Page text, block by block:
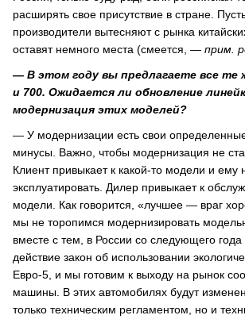
расширять свое присутствие в стране.
производители вытесняют с рынка
оставят немного места (смеется, — прим.
— В этом году вы предлагаете все те
и 700. Ожидается ли обновление
модернизация этих моделей?
— У модернизации есть свои
минусы. Важно, чтобы модернизация не
Клиент привыкает к какой-то модели и ему
эксплуатировать. Дилер привыкает к
модели. Как говорится, «лучшее — враг
мы не торопимся модернизировать
вместе с тем, в России со следующего года
действие закон об использовании
Евро-5, и мы готовим к выходу на рынок
машины. В этих автомобилях будут
только техническим регламентом, но и